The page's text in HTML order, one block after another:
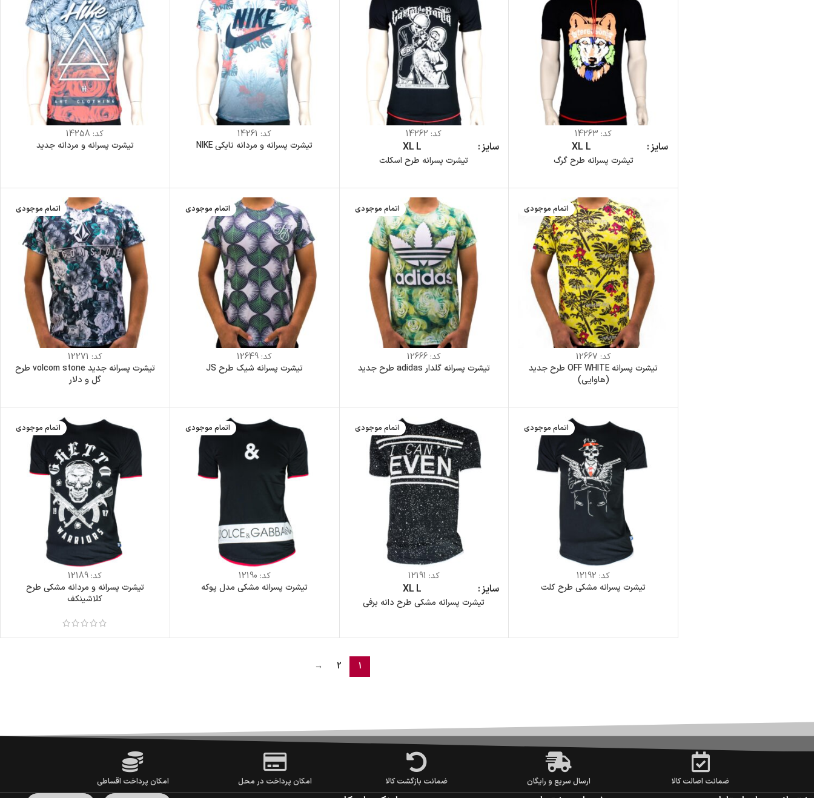
کد: 14263
سایز L
XL
تیشرت پسرانه طرح گرگ
کد: 14262
سایز L
XL
تیشرت پسرانه طرح اسکلت
کد: 14261
تیشرت پسرانه و مردانه نایکی NIKE
کد: 14258
تیشرت پسرانه و مردانه جدید
اتمام موجودی
کد: 12667
تیشرت پسرانه OFF WHITE طرح جدید
(هاوایی)
اتمام موجودی
کد:12666
تیشرت پسرانه گلدار adidas طرح جدید
اتمام موجودی
کد: 12649
تیشرت پسرانه شیک طرح JS
اتمام موجودی
کد: 12271
تیشرت پسرانه جدید volcom stone طرح
گل و دلار
اتمام موجودی
کد: 12192
تیشرت پسرانه مشکی طرح کلت
اتمام موجودی
کد: 12191
سایز L
XL
تیشرت پسرانه مشکی طرح دانه برفی
اتمام موجودی
کد: 12190
تیشرت پسرانه مشکی مدل پوکه
اتمام موجودی
کد: 12189
تیشرت پسرانه و مردانه مشکی طرح
کلاشینکف
1
2
→
ضمانت اصالت کالا ارسال سریع و رایگان ضمانت بازگشت کالا امکان پرداخت در محل امکان پرداخت اقساطی